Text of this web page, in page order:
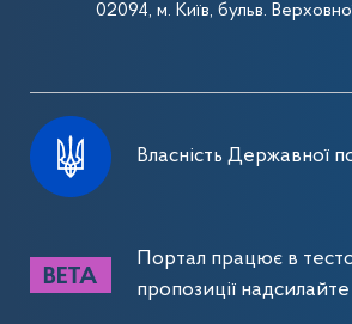
02094, м. Київ, бульв.
Власність Державної
Портал працює в
пропозиції